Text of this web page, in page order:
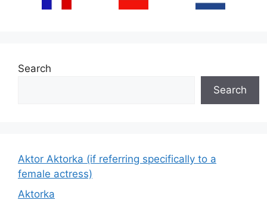
Search
Search
Aktor Aktorka (if referring specifically to a
female actress)
Aktorka